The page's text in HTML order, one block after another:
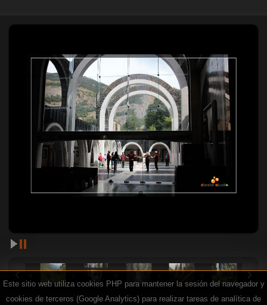
Este sitio web utiliza cookies PHP para mantener la sesión del navegador y
cookies de terceros (Google Analytics) para realizar tareas de analítica de